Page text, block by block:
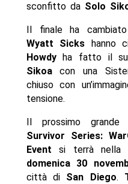
sconfitto da Solo
Il finale ha
Wyatt Sicks hanno
Howdyha fatto il
Sikoacon una Sister
chiuso con
tensione.
Il prossimo
Survivor Series:
Event si terrà nella
domenica 30
città di San Diego.